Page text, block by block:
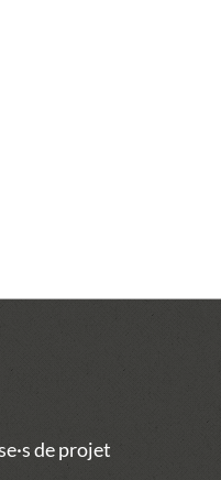
de projet